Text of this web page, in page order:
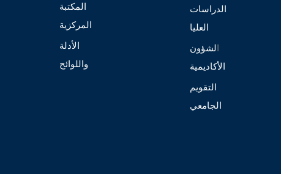
الدراسات
العليا
الشؤون
الأكاديمية
التقويم
الجامعي
المكتبة
المركزية
الأدلة
واللوائح